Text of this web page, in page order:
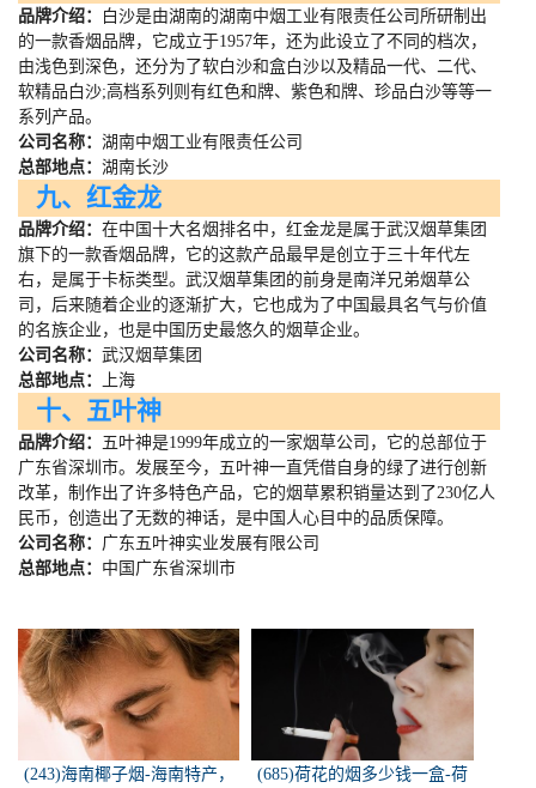
品牌介绍：
白沙是由湖南的湖南中烟工业有限责任公司所研制出
的一款香烟品牌，它成立于1957年，还为此设立了不同的档次，
由浅色到深色，还分为了软白沙和盒白沙以及精品一代、二代、
软精品白沙;高档系列则有红色和牌、紫色和牌、珍品白沙等等一
系列产品。
公司名称： 湖南中烟工业有限责任公司
总部地点： 湖南长沙
九、红金龙
品牌介绍： 在中国十大名烟排名中，红金龙是属于武汉烟草集团
旗下的一款香烟品牌，它的这款产品最早是创立于三十年代左
右，是属于卡标类型。武汉烟草集团的前身是南洋兄弟烟草公
司，后来随着企业的逐渐扩大，它也成为了中国最具名气与价值
的名族企业，也是中国历史最悠久的烟草企业。
公司名称： 武汉烟草集团
总部地点：
上海
十、五叶神
品牌介绍： 五叶神是1999年成立的一家烟草公司，它的总部位于
广东省深圳市。发展至今，五叶神一直凭借自身的绿了进行创新
改革，制作出了许多特色产品，它的烟草累积销量达到了230亿人
民币，创造出了无数的神话，是中国人心目中的品质保障。
公司名称： 广东五叶神实业发展有限公司
总部地点： 中国广东省深圳市
(243)海南椰子烟-海南特产，
(685)荷花的烟多少钱一盒-荷